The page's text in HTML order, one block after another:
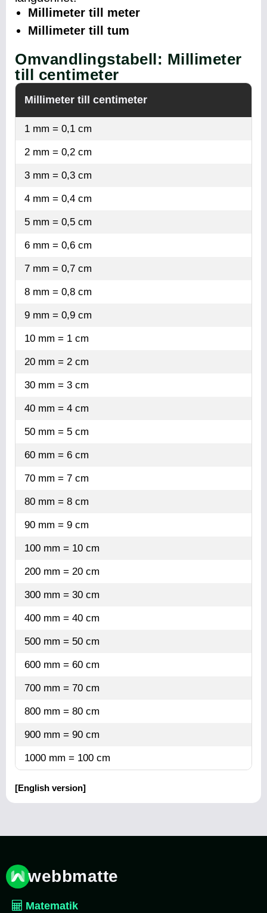
Millimeter till meter
Millimeter till tum
Omvandlingstabell: Millimeter
till centimeter
Millimeter till centimeter
1 mm = 0,1 cm
2 mm = 0,2 cm
3 mm = 0,3 cm
4 mm = 0,4 cm
5 mm = 0,5 cm
6 mm = 0,6 cm
7 mm = 0,7 cm
8 mm = 0,8 cm
9 mm = 0,9 cm
10 mm = 1 cm
20 mm = 2 cm
30 mm = 3 cm
40 mm = 4 cm
50 mm = 5 cm
60 mm = 6 cm
70 mm = 7 cm
80 mm = 8 cm
90 mm = 9 cm
100 mm = 10 cm
200 mm = 20 cm
300 mm = 30 cm
400 mm = 40 cm
500 mm = 50 cm
600 mm = 60 cm
700 mm = 70 cm
800 mm = 80 cm
900 mm = 90 cm
1000 mm = 100 cm
[English version]
webbmatte
Matematik